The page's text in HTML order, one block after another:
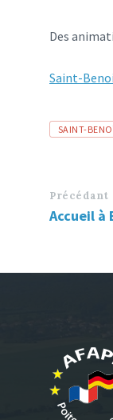
Des
Saint-
Tags
SAINT-
Précédant
Accueil à